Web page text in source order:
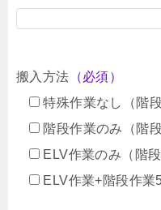
搬入方法 （必須）
特殊作業なし（階
階段作業のみ（階
ELV作業のみ（階段
ELV作業+階段作業